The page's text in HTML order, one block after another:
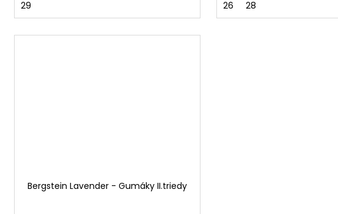
29 26 28
Bergstein Lavender - Gumáky II.triedy